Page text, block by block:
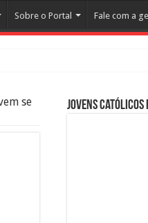
Sobre o Portal Fale com a
Tocar os Católicos no Cinema
se
Jovens Católicos